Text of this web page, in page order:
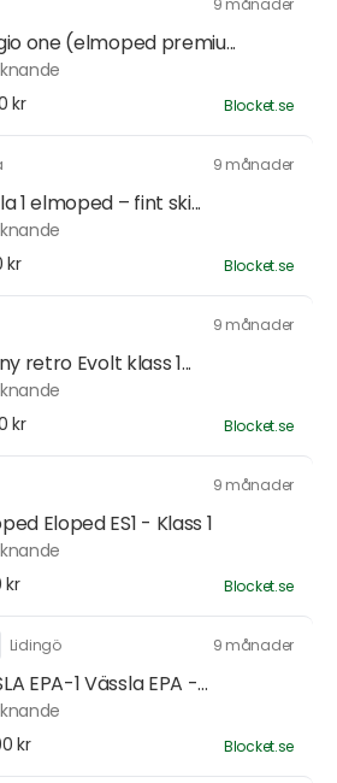
9 månader
one (elmoped premiu...
kr
Blocket.se
9 månader
1 elmoped – fint ski...
kr
Blocket.se
9 månader
retro Evolt klass 1...
kr
Blocket.se
9 månader
Eloped ES1 - Klass 1
kr
Blocket.se
Lidingö 9 månader
EPA-1 Vässla EPA -...
kr
Blocket.se